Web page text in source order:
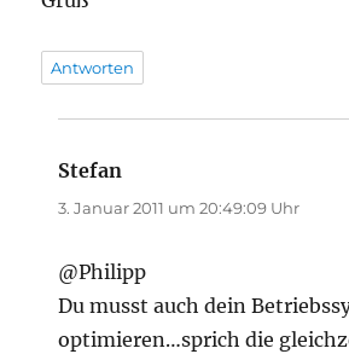
Antworten
Stefan
3. Januar 2011 um 20:49:09 Uhr
@Philipp
Du musst auch dein
optimieren…sprich die